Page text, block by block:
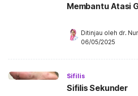
Membantu Atasi
Ditinjau oleh dr.
06/05/2025
Sifilis
Sifilis Sekunder